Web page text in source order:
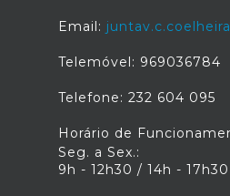
Email:
Telemóvel: 969036784
Telefone: 232 604 095
Horário de
Seg. a Sex.:
9h - 12h30 / 14h - 17h30